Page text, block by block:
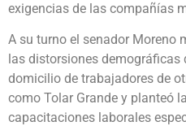
exigencias de las compañías
A su turno el senador Moreno
las distorsiones
domicilio de trabajadores de
como Tolar Grande y planteó
capacitaciones laborales